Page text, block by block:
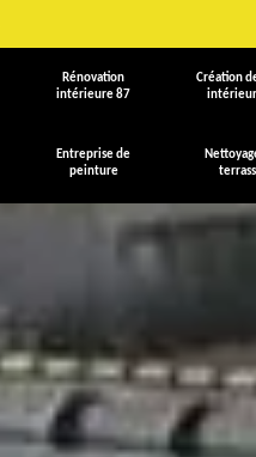
Rénovation
intérieure 87
Création
Entreprise de
peinture